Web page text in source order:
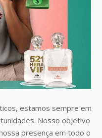
estamos sempre em
Nosso objetivo
presença em todo o